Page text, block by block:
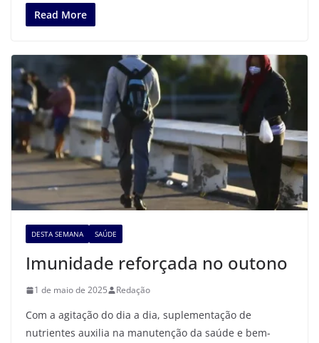
Read More
DESTA SEMANA SAÚDE
Imunidade reforçada no outono
1 de maio de 2025 Redação
Com a agitação do dia a dia, suplementação de
nutrientes auxilia na manutenção da saúde e bem-